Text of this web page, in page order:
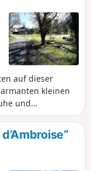
auf dieser
kleinen
und
begehenen
dem ersten,
zwischen den
die